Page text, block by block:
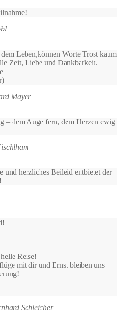
Leben,können Worte Trost kaum
Zeit, Liebe und Dankbarkeit.
Mayer
– dem Auge fern, dem Herzen ewig
und herzliches Beileid entbietet der
Reise!
mit dir und Ernst bleiben uns
Schleicher